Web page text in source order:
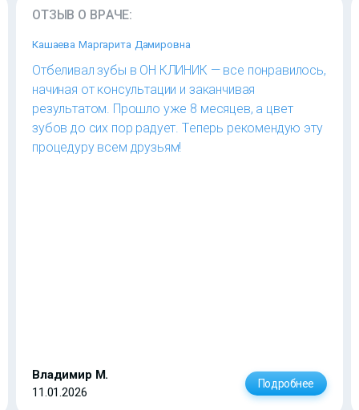
ОТЗЫВ О ВРАЧЕ:
Кашаева Маргарита Дамировна
Отбеливал зубы в ОН КЛИНИК — все понравилось,
начиная от консультации и заканчивая
результатом. Прошло уже 8 месяцев, а цвет
зубов до сих пор радует. Теперь рекомендую эту
процедуру всем друзьям!
Владимир М.
11.01.2026
Подробнее